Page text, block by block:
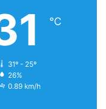
℃
31º - 25º
26%
0.89 km/h